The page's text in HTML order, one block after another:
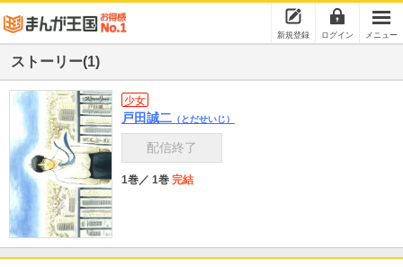
新規登録 ログイン メニュー
ストーリー(1)
少女
戸田誠二 （とだせいじ）
配信終了
1巻／ 1巻 完結